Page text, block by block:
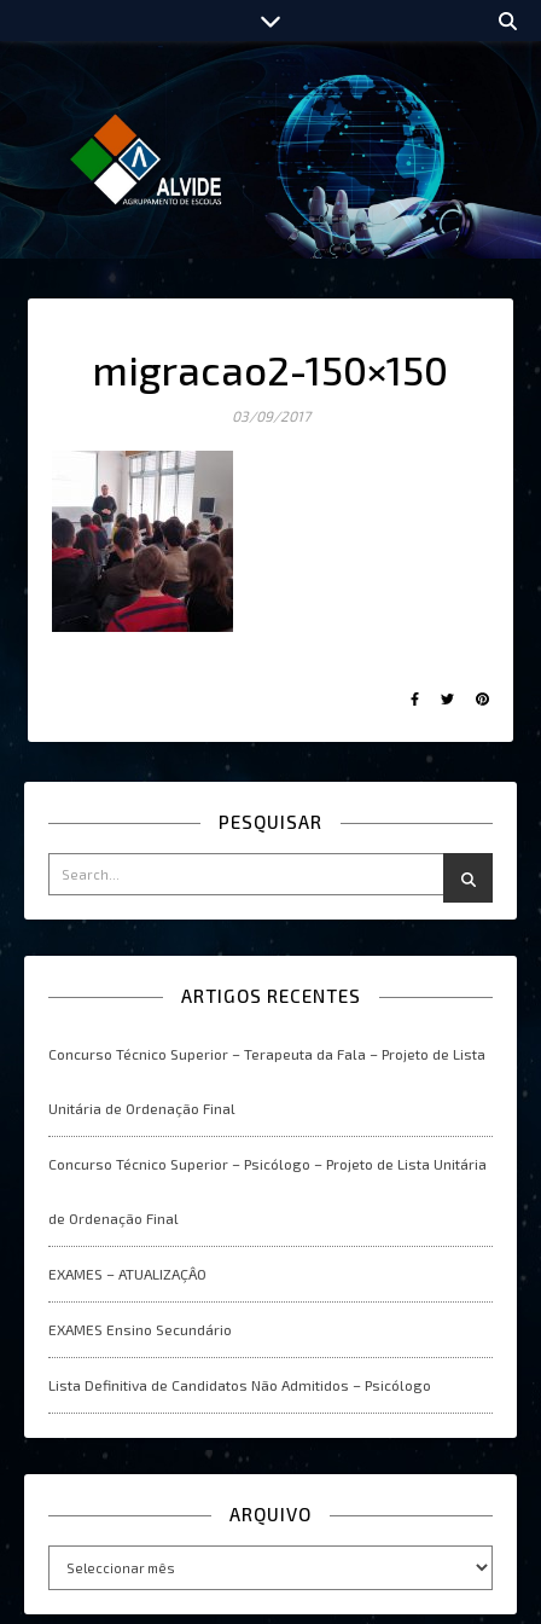
migracao2-150×150
03/09/2017
PESQUISAR
ARTIGOS RECENTES
Concurso Técnico Superior – Terapeuta da Fala – Projeto de Lista
Unitária de Ordenação Final
Concurso Técnico Superior – Psicólogo – Projeto de Lista Unitária
de Ordenação Final
EXAMES – ATUALIZAÇÂO
EXAMES Ensino Secundário
Lista Definitiva de Candidatos Não Admitidos – Psicólogo
ARQUIVO
Arquivo